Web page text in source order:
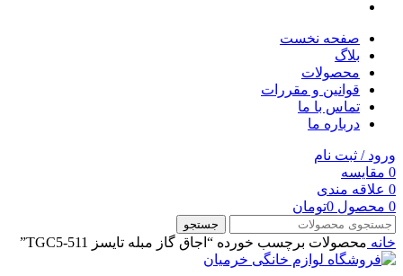
صفحه نخست
بلاگ
محصولات
قوانین و مقررات
تماس با ما
درباره ما
ورود / ثبت نام
0 مقایسه
0 علاقه مندی
0 محصول 0تومان
جستجو
خانه محصولات برچسب خورده “اجاق گاز مبله تایسز TGC5-511”